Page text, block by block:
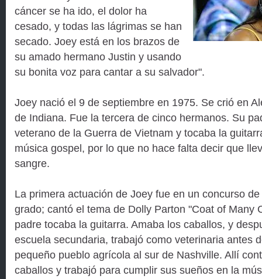
cáncer se ha ido, el dolor ha
cesado, y todas las lágrimas se han
secado. Joey está en los brazos de
su amado hermano Justin y usando
su bonita voz para cantar a su salvador".
Joey nació el 9 de septiembre en 1975. Se crió en
de Indiana. Fue la tercera de cinco hermanos. Su
veterano de la Guerra de Vietnam y tocaba la
música gospel, por lo que no hace falta decir que
sangre.
La primera actuación de Joey fue en un concurso
grado; cantó el tema de Dolly Parton "Coat of Many
padre tocaba la guitarra. Amaba los caballos, y
escuela secundaria, trabajó como veterinaria antes
pequeño pueblo agrícola al sur de Nashville. Allí
caballos y trabajó para cumplir sus sueños en la